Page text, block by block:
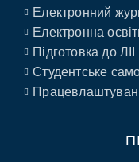
Електронний
Електронна
Підготовка до ЛІІ
Студентське